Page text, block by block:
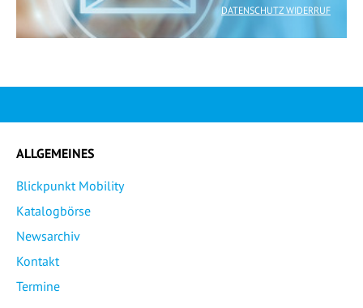
DATENSCHUTZ WIDERRUF
ALLGEMEINES
Blickpunkt Mobility
Katalogbörse
Newsarchiv
Kontakt
Termine